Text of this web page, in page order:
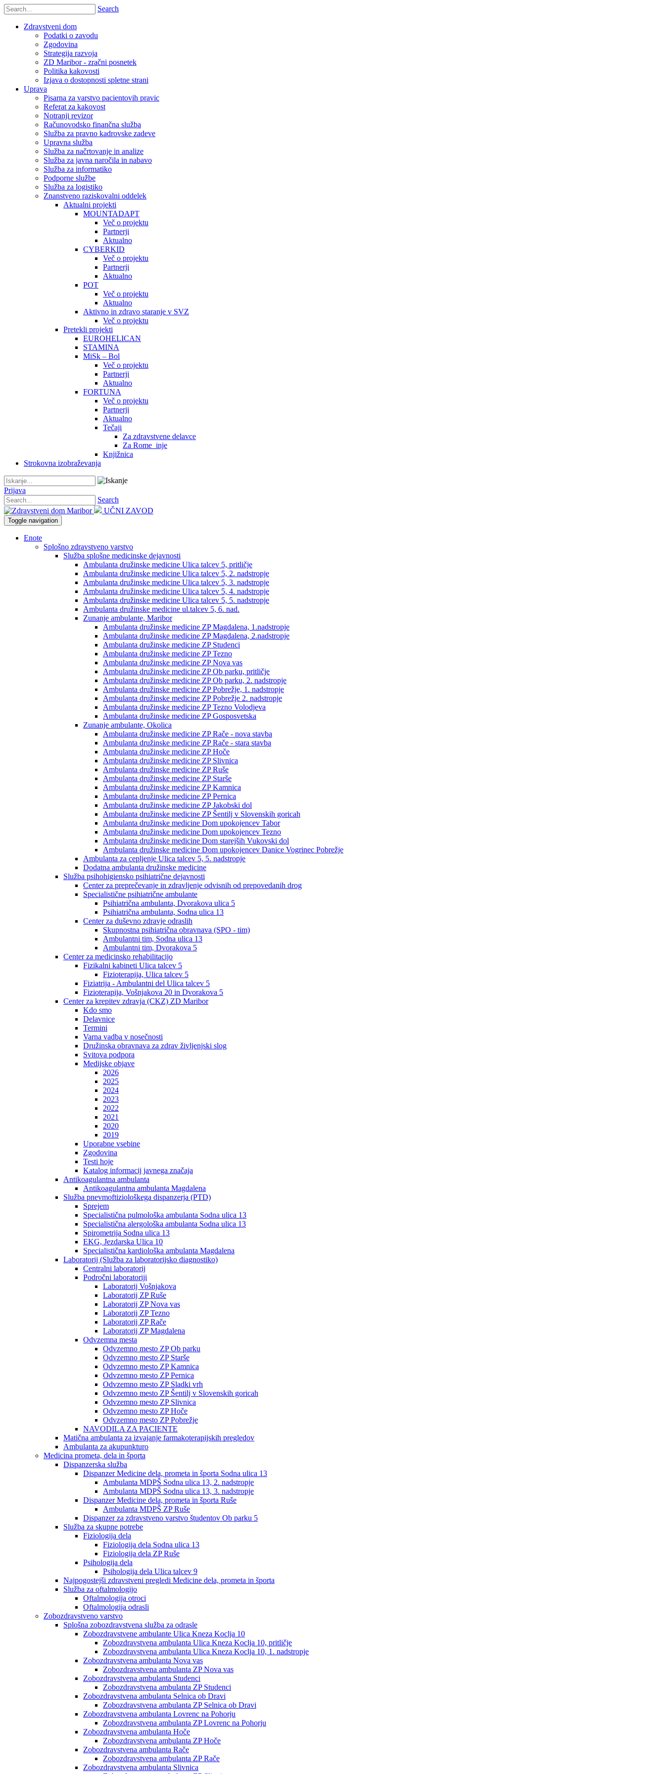
Search
Zdravstveni dom
Podatki o zavodu
Zgodovina
Strategija razvoja
ZD Maribor - zračni posnetek
Politika kakovosti
Izjava o dostopnosti spletne strani
Uprava
Pisarna za varstvo pacientovih pravic
Referat za kakovost
Notranji revizor
Računovodsko finančna služba
Služba za pravno kadrovske zadeve
Upravna služba
Služba za načrtovanje in analize
Služba za javna naročila in nabavo
Služba za informatiko
Podporne službe
Služba za logistiko
Znanstveno raziskovalni oddelek
Aktualni projekti
MOUNTADAPT
Več o projektu
Partnerji
Aktualno
CYBERKID
Več o projektu
Partnerji
Aktualno
POT
Več o projektu
Aktualno
Aktivno in zdravo staranje v SVZ
Več o projektu
Pretekli projekti
EUROHELICAN
STAMINA
MiSk – Bol
Več o projektu
Partnerji
Aktualno
FORTUNA
Več o projektu
Partnerji
Aktualno
Tečaji
Za zdravstvene delavce
Za Rome_inje
Knjižnica
Strokovna izobraževanja
Prijava
Search
UČNI ZAVOD
Toggle navigation
Enote
Splošno zdravstveno varstvo
Služba splošne medicinske dejavnosti
Ambulanta družinske medicine Ulica talcev 5, pritličje
Ambulanta družinske medicine Ulica talcev 5, 2. nadstropje
Ambulanta družinske medicine Ulica talcev 5, 3. nadstropje
Ambulanta družinske medicine Ulica talcev 5, 4. nadstropje
Ambulanta družinske medicine Ulica talcev 5, 5. nadstropje
Ambulanta družinske medicine ul.talcev 5, 6. nad.
Zunanje ambulante, Maribor
Ambulanta družinske medicine ZP Magdalena, 1.nadstropje
Ambulanta družinske medicine ZP Magdalena, 2.nadstropje
Ambulanta družinske medicine ZP Studenci
Ambulanta družinske medicine ZP Tezno
Ambulanta družinske medicine ZP Nova vas
Ambulanta družinske medicine ZP Ob parku, pritličje
Ambulanta družinske medicine ZP Ob parku, 2. nadstropje
Ambulanta družinske medicine ZP Pobrežje, 1. nadstropje
Ambulanta družinske medicine ZP Pobrežje 2. nadstropje
Ambulanta družinske medicine ZP Tezno Volodjeva
Ambulanta družinske medicine ZP Gosposvetska
Zunanje ambulante, Okolica
Ambulanta družinske medicine ZP Rače - nova stavba
Ambulanta družinske medicine ZP Rače - stara stavba
Ambulanta družinske medicine ZP Hoče
Ambulanta družinske medicine ZP Slivnica
Ambulanta družinske medicine ZP Ruše
Ambulanta družinske medicine ZP Starše
Ambulanta družinske medicine ZP Kamnica
Ambulanta družinske medicine ZP Pernica
Ambulanta družinske medicine ZP Jakobski dol
Ambulanta družinske medicine ZP Šentilj v Slovenskih goricah
Ambulanta družinske medicine Dom upokojencev Tabor
Ambulanta družinske medicine Dom upokojencev Tezno
Ambulanta družinske medicine Dom starejših Vukovski dol
Ambulanta družinske medicine Dom upokojencev Danice Vogrinec Pobrežje
Ambulanta za cepljenje Ulica talcev 5, 5. nadstropje
Dodatna ambulanta družinske medicine
Služba psihohigiensko psihiatrične dejavnosti
Center za preprečevanje in zdravljenje odvisnih od prepovedanih drog
Specialistične psihiatrične ambulante
Psihiatrična ambulanta, Dvorakova ulica 5
Psihiatrična ambulanta, Sodna ulica 13
Center za duševno zdravje odraslih
Skupnostna psihiatrična obravnava (SPO - tim)
Ambulantni tim, Sodna ulica 13
Ambulantni tim, Dvorakova 5
Center za medicinsko rehabilitacijo
Fizikalni kabineti Ulica talcev 5
Fizioterapija, Ulica talcev 5
Fiziatrija - Ambulantni del Ulica talcev 5
Fizioterapija, Vošnjakova 20 in Dvorakova 5
Center za krepitev zdravja (CKZ) ZD Maribor
Kdo smo
Delavnice
Termini
Varna vadba v nosečnosti
Družinska obravnava za zdrav življenjski slog
Svitova podpora
Medijske objave
2026
2025
2024
2023
2022
2021
2020
2019
Uporabne vsebine
Zgodovina
Testi hoje
Katalog informacij javnega značaja
Antikoagulantna ambulanta
Antikoagulantna ambulanta Magdalena
Služba pnevmoftiziološkega dispanzerja (PTD)
Sprejem
Specialistična pulmološka ambulanta Sodna ulica 13
Specialistična alergološka ambulanta Sodna ulica 13
Spirometrija Sodna ulica 13
EKG, Jezdarska Ulica 10
Specialistična kardiološka ambulanta Magdalena
Laboratorij (Služba za laboratorijsko diagnostiko)
Centralni laboratorij
Področni laboratoriji
Laboratorij Vošnjakova
Laboratorij ZP Ruše
Laboratorij ZP Nova vas
Laboratorij ZP Tezno
Laboratorij ZP Rače
Laboratorij ZP Magdalena
Odvzemna mesta
Odvzemno mesto ZP Ob parku
Odvzemno mesto ZP Starše
Odvzemno mesto ZP Kamnica
Odvzemno mesto ZP Pernica
Odvzemno mesto ZP Sladki vrh
Odvzemno mesto ZP Šentilj v Slovenskih goricah
Odvzemno mesto ZP Slivnica
Odvzemno mesto ZP Hoče
Odvzemno mesto ZP Pobrežje
NAVODILA ZA PACIENTE
Matična ambulanta za izvajanje farmakoterapijskih pregledov
Ambulanta za akupunkturo
Medicina prometa, dela in športa
Dispanzerska služba
Dispanzer Medicine dela, prometa in športa Sodna ulica 13
Ambulanta MDPŠ Sodna ulica 13, 2. nadstropje
Ambulanta MDPŠ Sodna ulica 13, 3. nadstropje
Dispanzer Medicine dela, prometa in športa Ruše
Ambulanta MDPŠ ZP Ruše
Dispanzer za zdravstveno varstvo študentov Ob parku 5
Služba za skupne potrebe
Fiziologija dela
Fiziologija dela Sodna ulica 13
Fiziologija dela ZP Ruše
Psihologija dela
Psihologija dela Ulica talcev 9
Najpogostejši zdravstveni pregledi Medicine dela, prometa in športa
Služba za oftalmologijo
Oftalmologija otroci
Oftalmologija odrasli
Zobozdravstveno varstvo
Splošna zobozdravstvena služba za odrasle
Zobozdravstvene ambulante Ulica Kneza Koclja 10
Zobozdravstvena ambulanta Ulica Kneza Koclja 10, pritličje
Zobozdravstvena ambulanta Ulica Kneza Koclja 10, 1. nadstropje
Zobozdravstvena ambulanta Nova vas
Zobozdravstvena ambulanta ZP Nova vas
Zobozdravstvena ambulanta Studenci
Zobozdravstvena ambulanta ZP Studenci
Zobozdravstvena ambulanta Selnica ob Dravi
Zobozdravstvena ambulanta ZP Selnica ob Dravi
Zobozdravstvena ambulanta Lovrenc na Pohorju
Zobozdravstvena ambulanta ZP Lovrenc na Pohorju
Zobozdravstvena ambulanta Hoče
Zobozdravstvena ambulanta ZP Hoče
Zobozdravstvena ambulanta Rače
Zobozdravstvena ambulanta ZP Rače
Zobozdravstvena ambulanta Slivnica